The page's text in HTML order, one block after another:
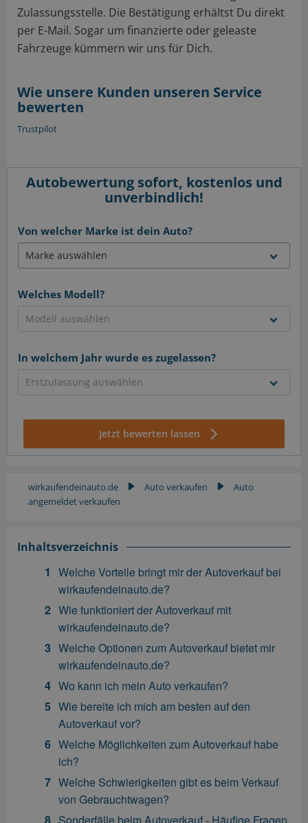
Zulassungsstelle. Die Bestätigung erhältst Du direkt
per E-Mail. Sogar um finanzierte oder geleaste
Fahrzeuge kümmern wir uns für Dich.
Wie unsere Kunden unseren Service
bewerten
Trustpilot
Autobewertung sofort, kostenlos und
unverbindlich!
Von welcher Marke ist dein Auto?
Welches Modell?
In welchem Jahr wurde es zugelassen?
Jetzt bewerten lassen
wirkaufendeinauto.de Auto verkaufen
Auto
angemeldet verkaufen
Inhaltsverzeichnis
Welche Vorteile bringt mir der Autoverkauf bei
wirkaufendeinauto.de?
Wie funktioniert der Autoverkauf mit
wirkaufendeinauto.de?
Welche Optionen zum Autoverkauf bietet mir
wirkaufendeinauto.de?
Wo kann ich mein Auto verkaufen?
Wie bereite ich mich am besten auf den
Autoverkauf vor?
Welche Möglichkeiten zum Autoverkauf habe
ich?
Welche Schwierigkeiten gibt es beim Verkauf
von Gebrauchtwagen?
Sonderfälle beim Autoverkauf - Häufige Fragen